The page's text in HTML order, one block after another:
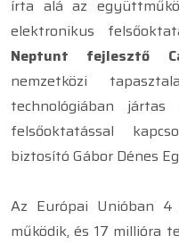
írta alá az
elektronikus
Neptunt fejlesztő
nemzetközi
technológiában
felsőoktatással
biztosító Gábor Dénes
Az Európai Unióban
működik, és 17 millióra